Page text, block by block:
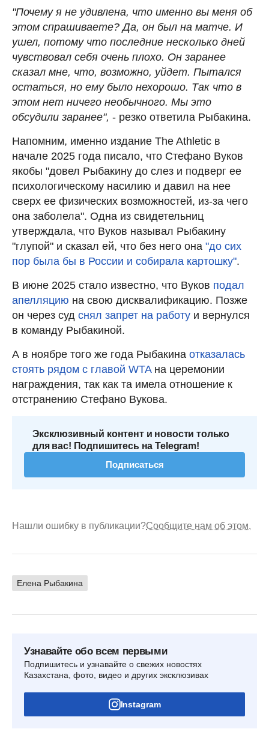
"Почему я не удивлена, что именно вы меня об
этом спрашиваете? Да, он был на матче. И
ушел, потому что последние несколько дней
чувствовал себя очень плохо. Он заранее
сказал мне, что, возможно, уйдет. Пытался
остаться, но ему было нехорошо. Так что в
этом нет ничего необычного. Мы это
обсудили заранее", - резко ответила Рыбакина.
Напомним, именно издание The Athletic в
начале 2025 года писало, что Стефано Вуков
якобы "довел Рыбакину до слез и подверг ее
психологическому насилию и давил на нее
сверх ее физических возможностей, из-за чего
она заболела". Одна из свидетельниц
утверждала, что Вуков называл Рыбакину
"глупой" и сказал ей, что без него она "до сих
пор была бы в России и собирала картошку".
В июне 2025 стало известно, что Вуков подал
апелляцию на свою дисквалификацию. Позже
он через суд снял запрет на работу и вернулся
в команду Рыбакиной.
А в ноябре того же года Рыбакина отказалась
стоять рядом с главой WTAна церемонии
награждения, так как та имела отношение к
отстранению Стефано Вукова.
Эксклюзивный контент и новости только
для вас! Подпишитесь на Telegram!
Подписаться
Нашли ошибку в публикации?Сообщите нам об этом.
Елена Рыбакина
Узнавайте обо всем первыми
Подпишитесь и узнавайте о свежих новостях
Казахстана, фото, видео и других эксклюзивах
Instagram